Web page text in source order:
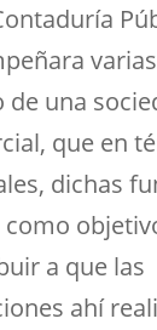
de una
que en
dichas
a que las
ahí